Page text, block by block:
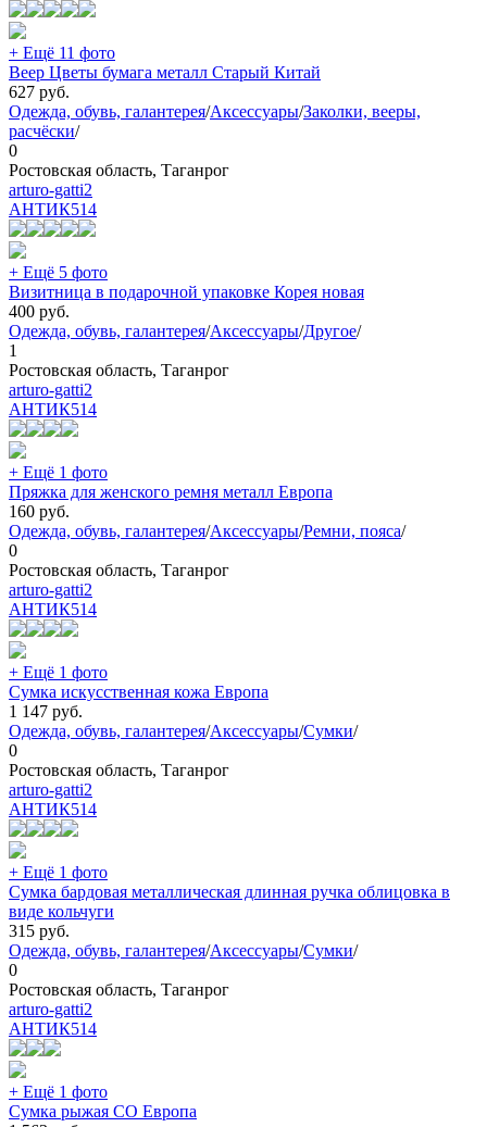
+ Ещё 11 фото
Веер Цветы бумага металл Старый Китай
627 руб.
Одежда, обувь, галантерея/Аксессуары/Заколки, вееры,
расчёски/
0
Ростовская область, Таганрог
arturo-gatti2
АНТИК514
+ Ещё 5 фото
Визитница в подарочной упаковке Корея новая
400 руб.
Одежда, обувь, галантерея/Аксессуары/Другое/
1
Ростовская область, Таганрог
arturo-gatti2
АНТИК514
+ Ещё 1 фото
Пряжка для женского ремня металл Европа
160 руб.
Одежда, обувь, галантерея/Аксессуары/Ремни, пояса/
0
Ростовская область, Таганрог
arturo-gatti2
АНТИК514
+ Ещё 1 фото
Сумка искусственная кожа Европа
1 147 руб.
Одежда, обувь, галантерея/Аксессуары/Сумки/
0
Ростовская область, Таганрог
arturo-gatti2
АНТИК514
+ Ещё 1 фото
Сумка бардовая металлическая длинная ручка облицовка в
виде кольчуги
315 руб.
Одежда, обувь, галантерея/Аксессуары/Сумки/
0
Ростовская область, Таганрог
arturo-gatti2
АНТИК514
+ Ещё 1 фото
Сумка рыжая CO Европа